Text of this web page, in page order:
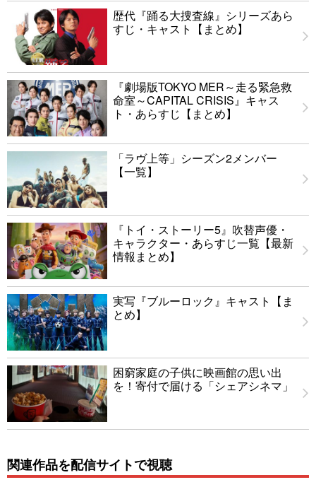
歴代『踊る大捜査線』シリーズあら
すじ・キャスト【まとめ】
『劇場版TOKYO MER～走る緊急救
命室～CAPITAL CRISIS』キャス
ト・あらすじ【まとめ】
「ラヴ上等」シーズン2メンバー
【一覧】
『トイ・ストーリー5』吹替声優・
キャラクター・あらすじ一覧【最新
情報まとめ】
実写『ブルーロック』キャスト【ま
とめ】
困窮家庭の子供に映画館の思い出
を！寄付で届ける「シェアシネマ」
関連作品を配信サイトで視聴